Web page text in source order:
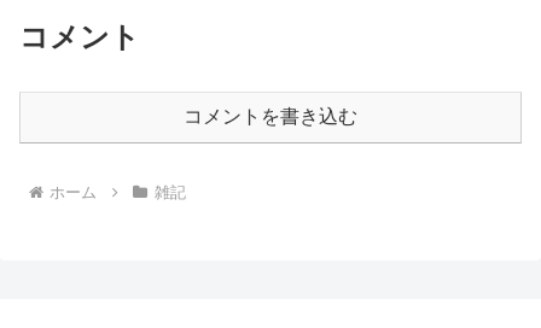
コメント
コメントを書き込む
ホーム 雑記